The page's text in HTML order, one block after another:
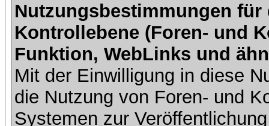
Nutzungsbestimmungen
Kontrollebene (Foren- und
Funktion, WebLinks und
Mit der Einwilligung in diese
die Nutzung von Foren- und
Systemen zur